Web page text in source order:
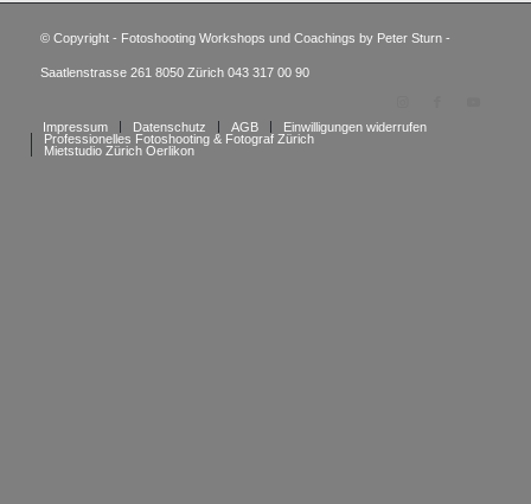
© Copyright - Fotoshooting Workshops und Coachings by Peter Sturn -
Saatlenstrasse 261 8050 Zürich 043 317 00 90
Impressum Datenschutz AGB
Einwilligungen widerrufen
Professionelles Fotoshooting & Fotograf Zürich
Mietstudio Zürich Oerlikon